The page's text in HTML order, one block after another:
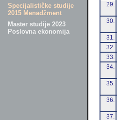
Specijalističke studije
2015 Menadžment
Master studije 2023
Poslovna ekonomija
29.
30.
31.
32.
33.
34.
35.
36.
37.